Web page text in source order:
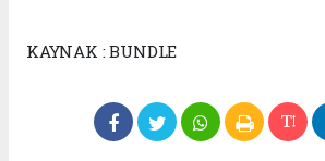
KAYNAK : BUNDLE